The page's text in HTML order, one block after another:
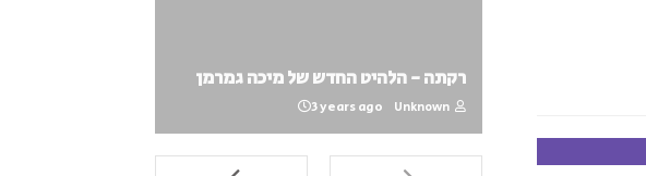
רקתה - הלהיט החדש של מיכה גמרמן
Unknown
3 years ago